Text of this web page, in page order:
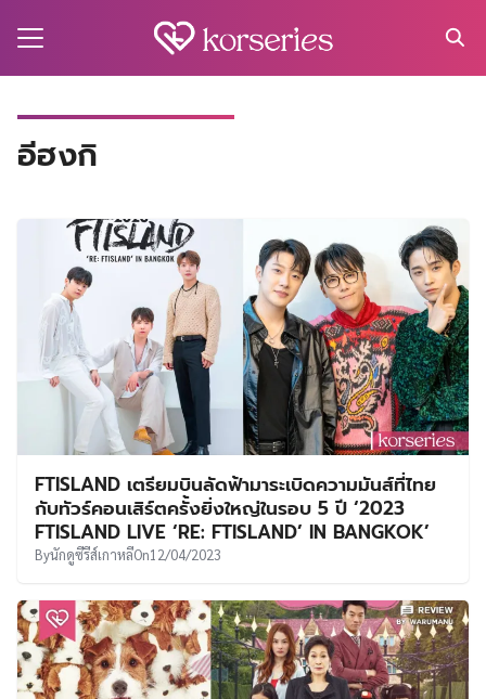
อีฮงกิ
FTISLAND เตรียมบินลัดฟ้ามาระเบิดความมันส์ที่ไทย
กับทัวร์คอนเสิร์ตครั้งยิ่งใหญ่ในรอบ 5 ปี ‘2023
FTISLAND LIVE ‘RE: FTISLAND’ IN BANGKOK’
Byนักดูซีรีส์เกาหลีOn12/04/2023